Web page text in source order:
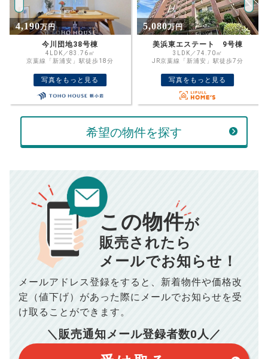
住宅ローン
金利
%
ボーナス
返済金額
万円
万円
返済シミュレーション計算結果
毎月の支払額 834
年間の支払額 10,005 円
総支払額 100,050 円
このシミュレーターは元利均等返済方式で試算しています。
このシミュレーターは、四捨五入にて計算しております。
このシミュレーターはお借り入れの全期間で金利が変わらない設
資金計画のために査定額や希望売却価
格を入力して活用するのもおすすめ◎
計算する
00万円
■仲介手数料／ 00万円
■売買契約書印紙／ 0
■抵当権抹消費用／0万円
※購入価格よりも売却価格が高い場合、譲渡所得税が発生する
場合がございます。詳しくは最寄りの税務署などにご確認く
※シミュレーター結果はあくまでも概算であり、手残り金額を
保証するものではございません。
※上記売却費用には、住所変更登記の費用、引っ越し費用、住
宅ローンの一括繰上返済の手数料等は含まれておりませんの
で予めご了承ください。
おります。（物件価格×3%＋6万円＋消費税）
5,080万円
美浜東エステート 9号棟
3LDK／74.70㎡
JR京葉線「新浦安」駅徒歩7分
写真をもっと見る
4,790万円
レクセルガーデン浦安
3LDK／71.64㎡
東京地下鉄東西線「浦安」駅徒歩18分
写真をもっと見る
希望の物件を探す
この物件が
販売されたら
メールでお知らせ！
メールアドレス登録をすると、 新着物件や価格改
定（値下げ）があった際に メールでお知らせを受
け取ることができます。
＼販売通知メール登録者数0 人／